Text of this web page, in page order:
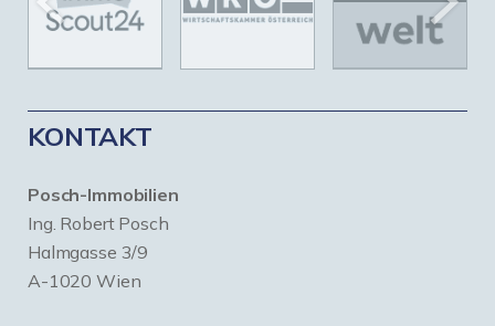
KONTAKT
Posch-Immobilien
Ing. Robert Posch
Halmgasse 3/9
A-1020 Wien